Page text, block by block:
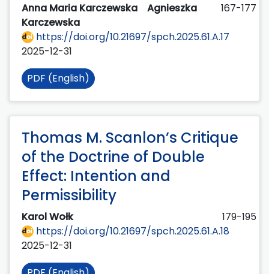
Anna Maria Karczewska
Agnieszka
Karczewska
167-177
https://doi.org/10.21697/spch.2025.61.A.17
2025-12-31
PDF (English)
Thomas M. Scanlon’s Critique
of the Doctrine of Double
Effect: Intention and
Permissibility
Karol Wołk
179-195
https://doi.org/10.21697/spch.2025.61.A.18
2025-12-31